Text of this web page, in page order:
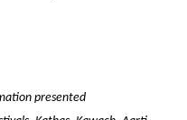
presented